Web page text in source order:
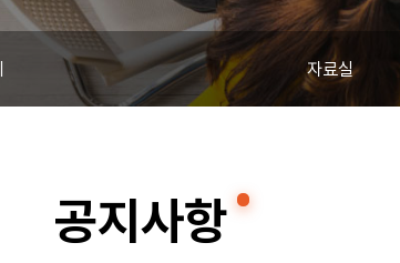
자료실
공지사항